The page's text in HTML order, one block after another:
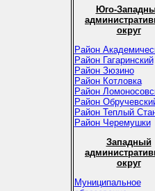
Юго-
округ
Район
Район Гагаринский
Район Зюзино
Район Котловка
Район
Район
Район Теплый
Район Черемушки
Западный
округ
Муниципальное